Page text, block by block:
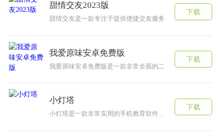
甜情交友2023版
甜情交友是一款专注于提供便捷交友服务的社交软件。用
下载
我爱原味安卓免费版
我爱原味安卓免费版是一款非常全面的二手交易软件，你
下载
小灯塔
小灯塔是一款非常实用的手机教育软件，在上面有很多的
下载